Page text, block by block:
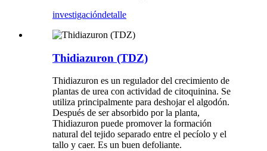
investigacióndetalle
Thidiazuron (TDZ)
Thidiazuron es un regulador del crecimiento de
plantas de urea con actividad de citoquinina. Se
utiliza principalmente para deshojar el algodón.
Después de ser absorbido por la planta,
Thidiazuron puede promover la formación
natural del tejido separado entre el pecíolo y el
tallo y caer. Es un buen defoliante.